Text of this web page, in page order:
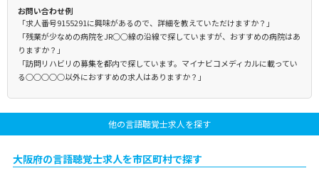
お問い合わせ例
「求人番号9155291に興味があるので、詳細を教えていただけますか？」
「残業が少なめの病院をJR○○線の沿線で探していますが、おすすめの病院はあ
りますか？」
「訪問リハビリの募集を都内で探しています。マイナビコメディカルに載ってい
る○○○○○以外におすすめの求人はありますか？」
他の言語聴覚士求人を探す
大阪府の言語聴覚士求人を市区町村で探す